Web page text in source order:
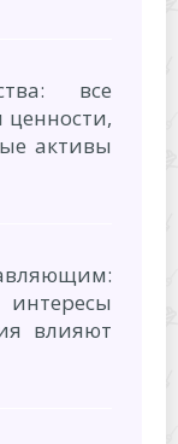
все
ценности,
активы
влияют